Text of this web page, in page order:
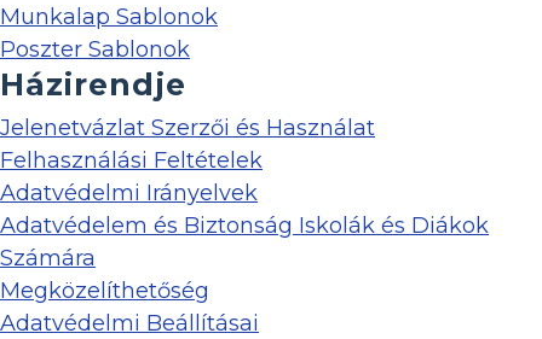
Munkalap Sablonok
Poszter Sablonok
Házirendje
Jelenetvázlat Szerzői és Használat
Felhasználási Feltételek
Adatvédelmi Irányelvek
Adatvédelem és Biztonság Iskolák és Diákok
Számára
Megközelíthetőség
Adatvédelmi Beállításai